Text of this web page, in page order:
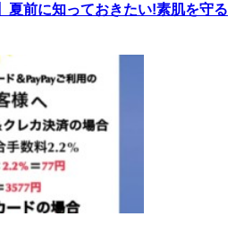
夏前に知っておきたい!素肌を守る